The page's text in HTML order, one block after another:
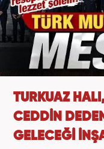
TURKUAZ
CEDDİN
GELECEĞİ